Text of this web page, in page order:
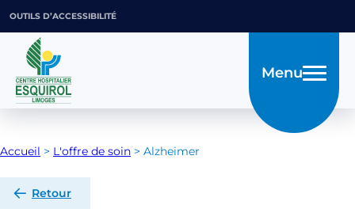
OUTILS D’ACCESSIBILITÉ
Menu
Accueil > L'offre de soin > Alzheimer
Retour